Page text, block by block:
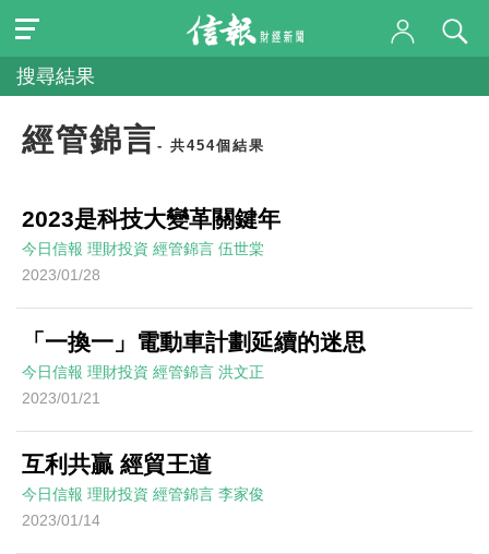
搜尋結果
經管錦言- 共454個結果
2023是科技大變革關鍵年
今日信報 理財投資 經管錦言 伍世棠
2023/01/28
「一換一」電動車計劃延續的迷思
今日信報 理財投資 經管錦言 洪文正
2023/01/21
互利共贏 經貿王道
今日信報 理財投資 經管錦言 李家俊
2023/01/14